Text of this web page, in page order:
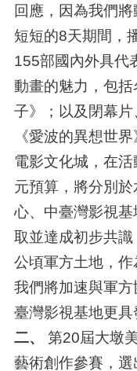
回應，因為我們
短短的8天期間，
155部國內外具代
動畫的魅力，包
子》；以及閉幕
《愛波的異想世
電影文化城，在
元預算，將分別
心、中臺灣影視
取並達成初步共
公頃軍方土地，作
我們將加速與軍
臺灣影視基地更具
二、
第20屆大墩
藝術創作參賽，